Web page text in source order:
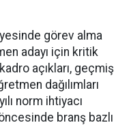
görev alma
adayı için kritik
açıkları, geçmiş
dağılımları
norm ihtiyacı
branş bazlı